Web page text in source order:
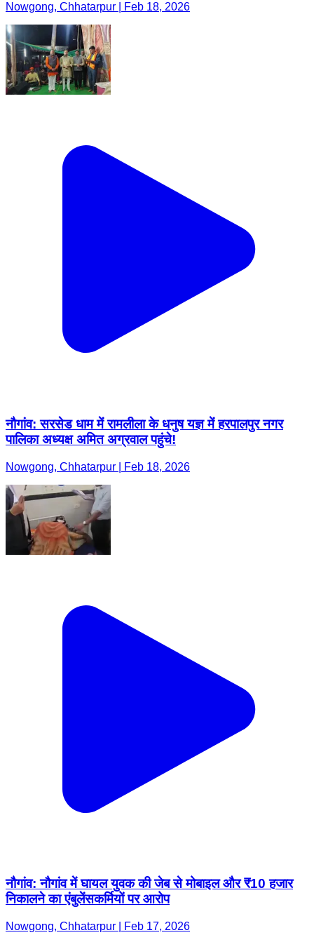
Nowgong, Chhatarpur | Feb 18, 2026
नौगांव: सरसेड धाम में रामलीला के धनुष यज्ञ में हरपालपुर नगर
पालिका अध्यक्ष अमित अग्रवाल पहुंचे!
Nowgong, Chhatarpur | Feb 18, 2026
नौगांव: नौगांव में घायल युवक की जेब से मोबाइल और ₹10 हजार
निकालने का एंबुलेंसकर्मियों पर आरोप
Nowgong, Chhatarpur | Feb 17, 2026